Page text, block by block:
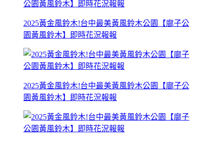
2025黃金風鈴木!台中最美黃風鈴木公園【廍子公
園黃風鈴木】即時花況報報
2025黃金風鈴木!台中最美黃風鈴木公園【廍子公
園黃風鈴木】即時花況報報